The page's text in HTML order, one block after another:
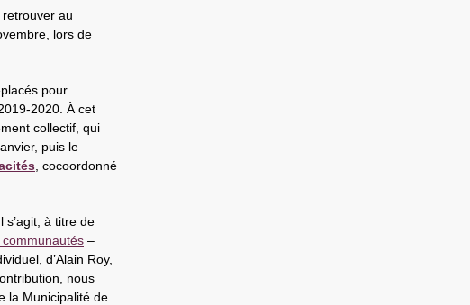
au
lors de
pour
2020. À cet
collectif, qui
puis le
, cocoordonné
Il s’agit, à titre de
–
d’Alain Roy,
nous
la Municipalité de